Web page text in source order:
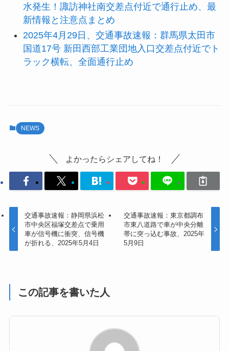
水発生！諏訪神社南交差点付近で通行止め、最
新情報と注意点まとめ
2025年4月29日、交通事故速報：群馬県太田市
国道17号 新田西部工業団地入口交差点付近でト
ラック横転、全面通行止め
NEWS
よかったらシェアしてね！
交通事故速報：静岡県浜松
市中央区福塚交差点で乗用
車が信号機に衝突、信号機
が折れる、2025年5月4日
交通事故速報：東京都調布
市東八道路で車が中央分離
帯に突っ込む事故、2025年
5月9日
この記事を書いた人